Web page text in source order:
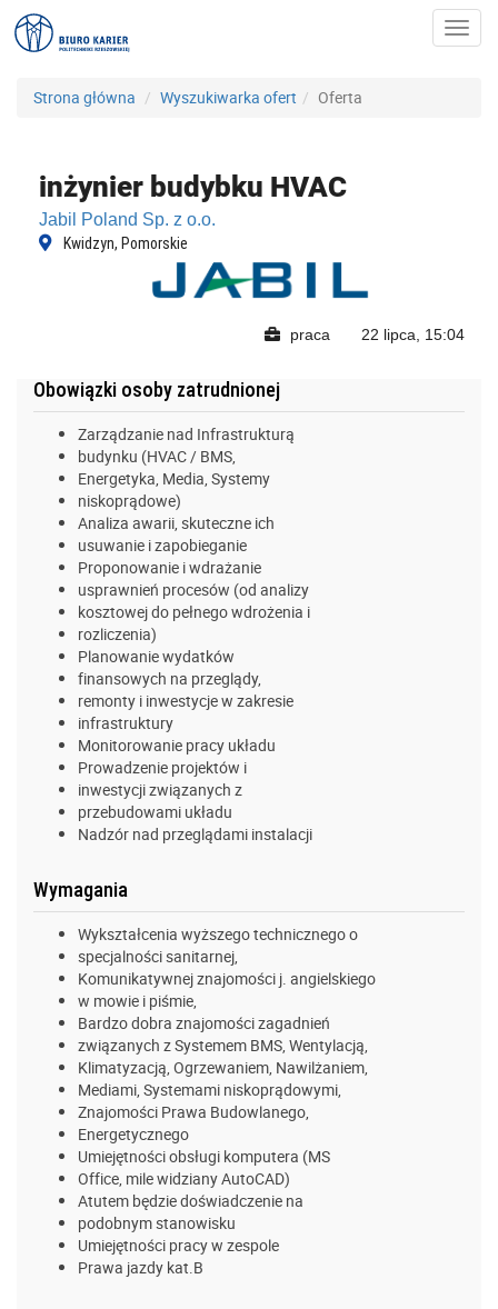
Strona główna Wyszukiwarka ofert Oferta
inżynier budybku HVAC
Jabil Poland Sp. z o.o.
Kwidzyn, Pomorskie
praca 22 lipca, 15:04
Obowiązki osoby zatrudnionej
Zarządzanie nad Infrastrukturą
budynku (HVAC / BMS,
Energetyka, Media, Systemy
niskoprądowe)
Analiza awarii, skuteczne ich
usuwanie i zapobieganie
Proponowanie i wdrażanie
usprawnień procesów (od analizy
kosztowej do pełnego wdrożenia i
rozliczenia)
Planowanie wydatków
finansowych na przeglądy,
remonty i inwestycje w zakresie
infrastruktury
Monitorowanie pracy układu
Prowadzenie projektów i
inwestycji związanych z
przebudowami układu
Nadzór nad przeglądami instalacji
Wymagania
Wykształcenia wyższego technicznego o
specjalności sanitarnej,
Komunikatywnej znajomości j. angielskiego
w mowie i piśmie,
Bardzo dobra znajomości zagadnień
związanych z Systemem BMS, Wentylacją,
Klimatyzacją, Ogrzewaniem, Nawilżaniem,
Mediami, Systemami niskoprądowymi,
Znajomości Prawa Budowlanego,
Energetycznego
Umiejętności obsługi komputera (MS
Office, mile widziany AutoCAD)
Atutem będzie doświadczenie na
podobnym stanowisku
Umiejętności pracy w zespole
Prawa jazdy kat.B